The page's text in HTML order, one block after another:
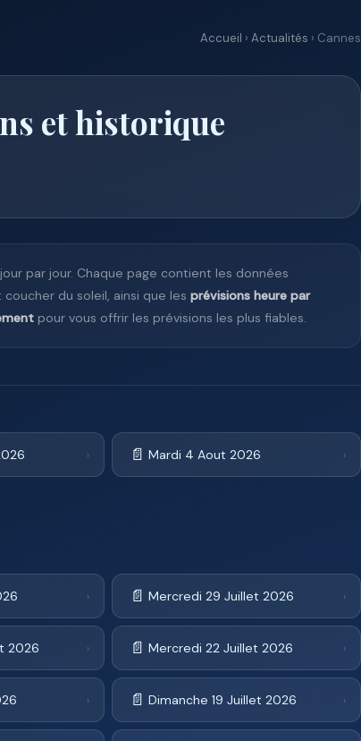
Accueil › Actualités › Cannes
et historique
jour par jour. Chaque page contient les données
du soleil, ainsi que les prévisions heure par
pour vous offrir les prévisions les plus fiables.
› 📄 Mardi 4 Aout 2026 ›
› 📄 Mercredi 29 Juillet 2026 ›
2026 › 📄 Mercredi 22 Juillet 2026 ›
› 📄 Dimanche 19 Juillet 2026 ›